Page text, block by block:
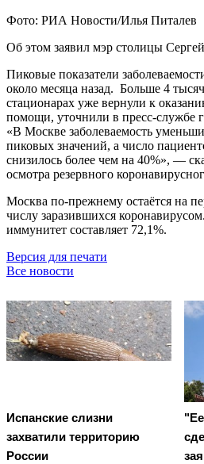
Фото: РИА Новости/Илья Питалев
Об этом заявил мэр столицы
Пиковые показатели
около месяца назад. Больше 4
стационарах уже вернули к
помощи, уточнили в пресс-службе
«В Москве заболеваемость
пиковых значений, а число
снизилось более чем на 40%», —
осмотра резервного
Москва по-прежнему остаётся на
числу заразившихся
иммунитет составляет 72,1%.
Версия для печати
Все новости
Испанские слизни
захватили территорию
России